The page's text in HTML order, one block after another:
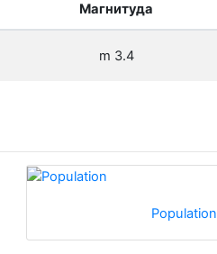
Магнитуда
m 3.4
Population